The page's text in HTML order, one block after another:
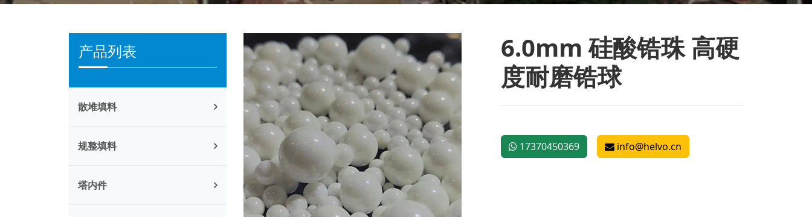
产品列表
散堆填料
规整填料
塔内件
6.0mm 硅酸锆珠 高硬
度耐磨锆球
17370450369 info@helvo.cn